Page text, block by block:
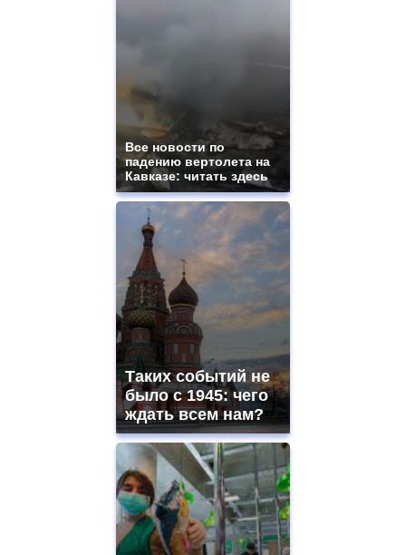
Все новости по
падению вертолета на
Кавказе: читать здесь
Таких событий не
было с 1945: чего
ждать всем нам?